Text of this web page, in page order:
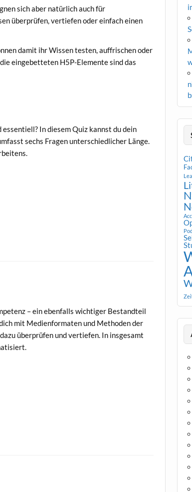
sich aber natürlich auch für
überprüfen, vertiefen oder einfach einen
damit ihr Wissen testen, auffrischen oder
eingebetteten H5P-Elemente sind das
In diesem Quiz kannst du dein
sechs Fragen unterschiedlicher Länge.
– ein ebenfalls wichtiger Bestandteil
mit Medienformaten und Methoden der
überprüfen und vertiefen. In insgesamt